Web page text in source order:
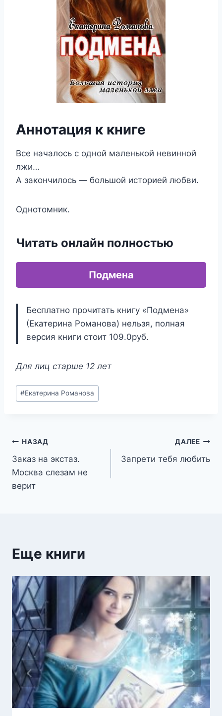
Аннотация к книге
Все началось с одной маленькой невинной
лжи…
А закончилось — большой историей любви.
Однотомник.
Читать онлайн полностью
Подмена
Бесплатно прочитать книгу «Подмена»
(Екатерина Романова) нельзя, полная
версия книги стоит 109.0руб.
Для лиц старше 12 лет
Метки
записи:
#Екатерина Романова
Навигация
по
записям
НАЗАД
Заказ на экстаз.
Москва слезам не
верит
ДАЛЕЕ
Запрети тебя любить
Еще книги